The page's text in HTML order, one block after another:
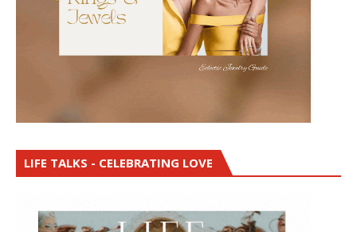
LIFE TALKS - CELEBRATING LOVE